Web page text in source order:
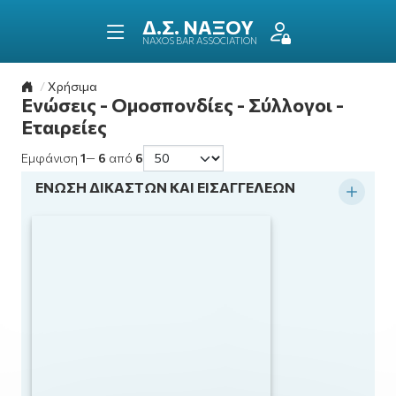
ΔΙΚΗΓΟΡΙΚΟΣ
ΝΑΞΟΥ
NAXOS BAR ASSOCIATION
Επιστροφή στην αρχική σελίδα
Χρήσιμα
Ενώσεις - Ομοσπονδίες - Σύλλογοι -
Εταιρείες
Εμφάνιση 1— 6 από 6
ΕΝΩΣΗ ΔΙΚΑΣΤΩΝ ΚΑΙ ΕΙΣΑΓΓΕΛΕΩΝ